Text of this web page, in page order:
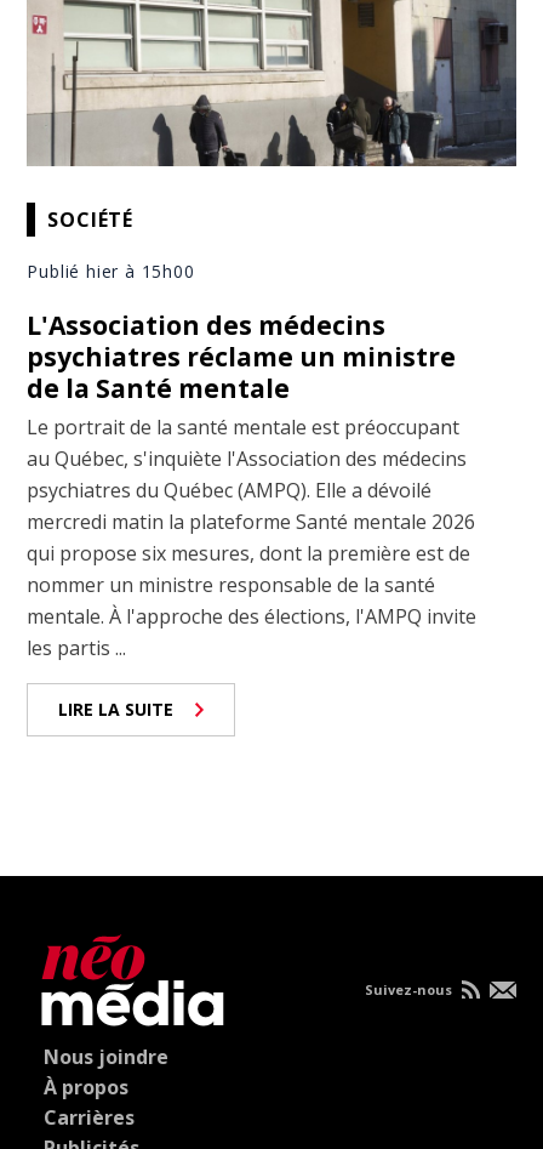
SOCIÉTÉ
Publié hier à 15h00
L'Association des médecins
psychiatres réclame un ministre
de la Santé mentale
Le portrait de la santé mentale est préoccupant
au Québec, s'inquiète l'Association des médecins
psychiatres du Québec (AMPQ). Elle a dévoilé
mercredi matin la plateforme Santé mentale 2026
qui propose six mesures, dont la première est de
nommer un ministre responsable de la santé
mentale. À l'approche des élections, l'AMPQ invite
les partis ...
LIRE LA SUITE
Nous joindre
À propos
Carrières
Suivez-nous